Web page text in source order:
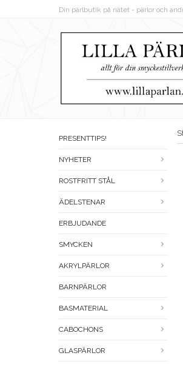
Din pärlbutik på nätet - pärlor och
PRESENTTIPS!
NYHETER
ROSTFRITT STÅL
ÄDELSTENAR
ERBJUDANDE
SMYCKEN
AKRYLPÄRLOR
BARNPÄRLOR
BASMATERIAL
CABOCHONS
GLASPÄRLOR